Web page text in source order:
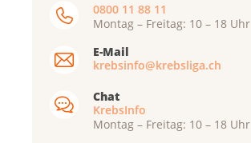
0800 11 88 11
Montag – Freitag: 10 – 18 Uhr
E-Mail
krebsinfo@krebsliga.ch
Chat
KrebsInfo
Montag – Freitag: 10 – 18 Uhr